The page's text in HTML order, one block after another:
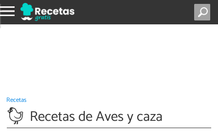
Recetas
Recetas de Aves y caza